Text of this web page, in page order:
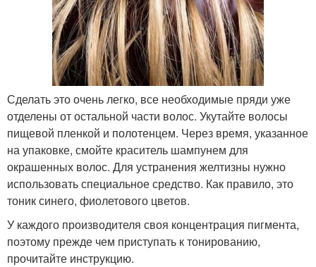
Сделать это очень легко, все необходимые пряди уже
отделены от остальной части волос. Укутайте волосы
пищевой пленкой и полотенцем. Через время, указанное
на упаковке, смойте краситель шампунем для
окрашенных волос. Для устранения желтизны нужно
использовать специальное средство. Как правило, это
тоник синего, фиолетового цветов.
У каждого производителя своя концентрация пигмента,
поэтому прежде чем приступать к тонированию,
прочитайте инструкцию.